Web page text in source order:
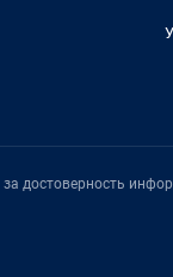
за достоверность